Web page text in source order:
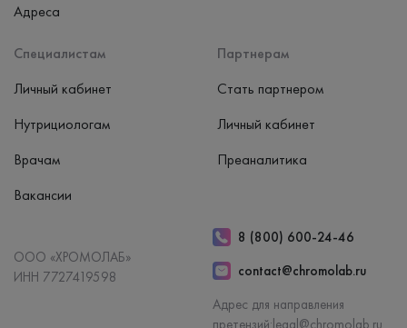
Адреса
Специалистам
Личный кабинет
Нутрициологам
Врачам
Вакансии
Партнерам
Стать партнером
Личный кабинет
Преаналитика
ООО «ХРОМОЛАБ»
ИНН 7727419598
8 (800) 600-24-46
contact@chromolab.ru
Адрес для направления
претензий:legal@chromolab.ru